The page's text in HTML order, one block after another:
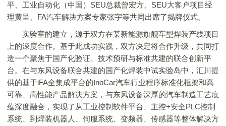
平、工业自动化（中国）SEU总裁曾宏方、SEU大客户项目经
理黄呈、FA汽车解决方案专家张宇等共同出席了揭牌仪式。
实验室的建立，源于双方在某新能源旗舰车型焊装产线项目
上的深度合作。基于此成功实践，双方决定将合作升级，共同打
造一个聚焦于国产化验证、技术预研与标准共建的联合创新平
台。在与东风设备联合共建的国产化焊装中试实验岛中，汇川提
供的基于iFA全集成平台的InoCar汽车行业程序标准化框架和高
可靠、高性能产品解决方案，与东风设备深厚的汽车制造工艺底
蕴深度融合，实现了从工业控制软件平台、主控+安全PLC控制
系统、到焊装机器人、伺服系统、变频器、传感器等整体解决方